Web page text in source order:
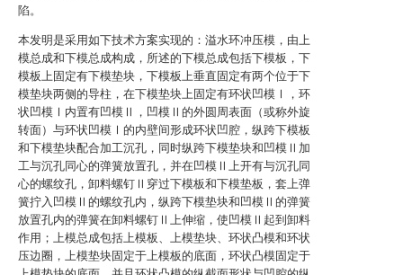
陷。
本发明是采用如下技术方案实现的：溢水环冲压模，由上
模总成和下模总成构成，所述的下模总成包括下模板，下
模板上固定有下模垫块，下模板上垂直固定有两个位于下
模垫块两侧的导柱，在下模垫块上固定有环状凹模Ⅰ，环
状凹模Ⅰ内置有凹模Ⅱ，凹模Ⅱ的外圆周表面（或称外旋
转面）与环状凹模Ⅰ的内壁间形成环状凹腔，纵跨下模板
和下模垫块配合加工沉孔，同时纵跨下模垫块和凹模Ⅱ加
工与沉孔同心的弹簧放置孔，并在凹模Ⅱ上开有与沉孔同
心的螺纹孔，卸料螺钉Ⅱ穿过下模板和下模垫板，套上弹
簧拧入凹模Ⅱ的螺纹孔内，纵跨下模垫块和凹模Ⅱ的弹簧
放置孔内的弹簧在卸料螺钉Ⅱ上伸缩，使凹模Ⅱ起到卸料
作用；上模总成包括上模板、上模垫块、环状凸模和环状
压边圈，上模垫块固定于上模板的底面，环状凸模固定于